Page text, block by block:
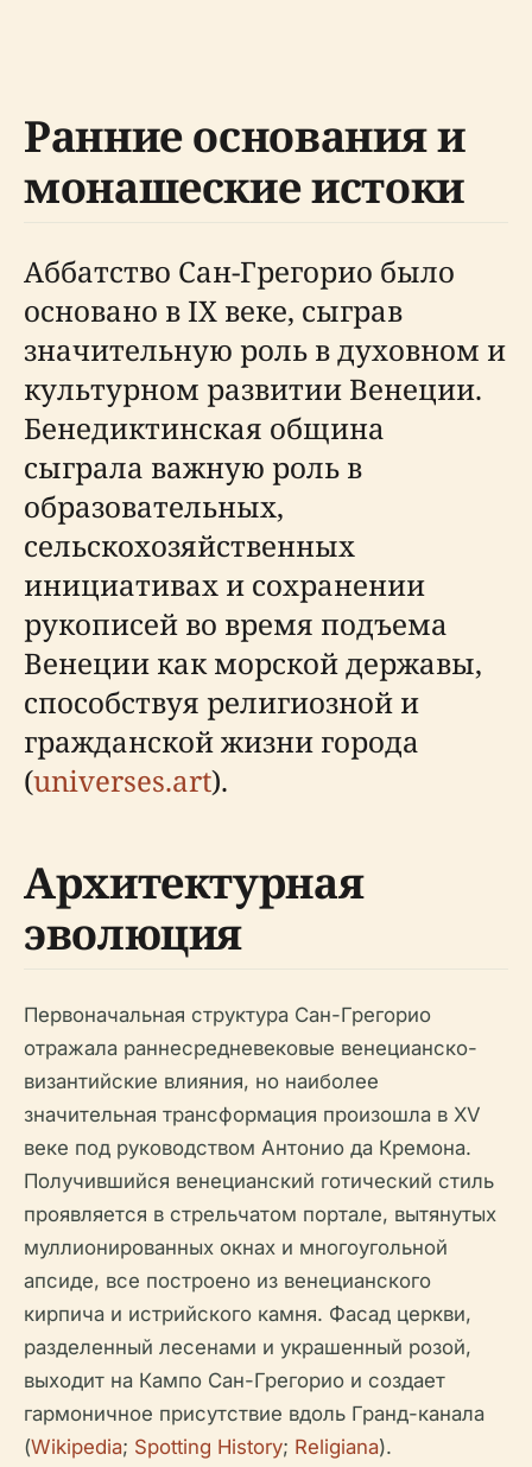
Ранние основания и
монашеские истоки
Аббатство Сан-Грегорио было
основано в IX веке, сыграв
значительную роль в духовном и
культурном развитии Венеции.
Бенедиктинская община
сыграла важную роль в
образовательных,
сельскохозяйственных
инициативах и сохранении
рукописей во время подъема
Венеции как морской державы,
способствуя религиозной и
гражданской жизни города
(universes.art).
Архитектурная
эволюция
Первоначальная структура Сан-Грегорио
отражала раннесредневековые венецианско-
византийские влияния, но наиболее
значительная трансформация произошла в XV
веке под руководством Антонио да Кремона.
Получившийся венецианский готический стиль
проявляется в стрельчатом портале, вытянутых
муллионированных окнах и многоугольной
апсиде, все построено из венецианского
кирпича и истрийского камня. Фасад церкви,
разделенный лесенами и украшенный розой,
выходит на Кампо Сан-Грегорио и создает
гармоничное присутствие вдоль Гранд-канала
(Wikipedia; Spotting History; Religiana).